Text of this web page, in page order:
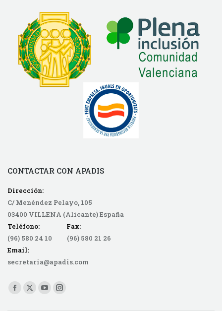
CONTACTAR CON APADIS
Dirección:
C/ Menéndez Pelayo, 105
03400 VILLENA (Alicante) España
Teléfono: Fax:
(96) 580 24 10 (96) 580 21 26
Email:
secretaria@apadis.com
Find us on:
Facebook
X
YouTubeInstagram